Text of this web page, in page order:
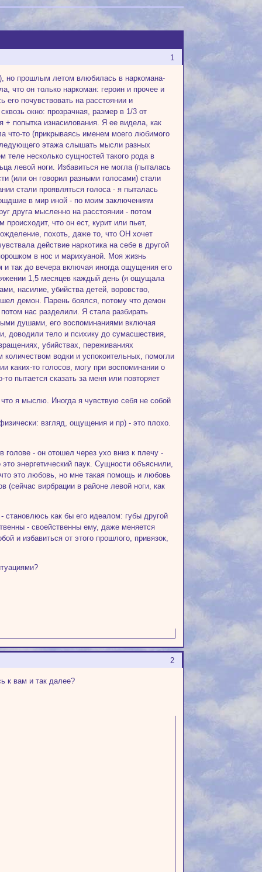
1
но прошлым летом влюбилась в наркомана-
что он только наркоман: героин и прочее и
его почувствовать на расстоянии и
окно: прозрачная, размер в 1/3 от
попытка изнасилования. Я ее видела, как
что-то (прикрываясь именем моего любимого
этажа слышать мысли разных
несколько сущностей такого рода в
левой ноги. Избавиться не могла (пыталась
(или он говорил разными голосами) стали
стали проявляться голоса - я пыталась
в мир иной - по моим заключениям
друга мысленно на расстоянии - потом
что он ест, курит или пьет,
похоть, даже то, что ОН хочет
действие наркотика на себе в другой
в нос и марихуаной. Моя жизнь
так до вечера включая иногда ощущения его
1,5 месяцев каждый день (я ощущала
насилие, убийства детей, воровство,
демон. Парень боялся, потому что демон
нас разделили. Я стала разбирать
душами, его воспоминаниями включая
доводили тело и психику до сумасшествия,
убийствах, переживаниях
водки и успокоительных, помогли
каких-то голосов, могу при воспоминании о
пытается сказать за меня или повторяет
я мыслю. Иногда я чувствую себя не собой
взгляд, ощущения и пр) - это плохо.
голове - он отошел через ухо вниз к плечу -
энергетический паук. Сущности объяснили,
это любовь, но мне такая помощь и любовь
(сейчас вирбрации в районе левой ноги, как
как бы его идеалом: губы другой
- своейственны ему, даже меняется
и избавиться от этого прошлого, привязок,
2
к вам и так далее?